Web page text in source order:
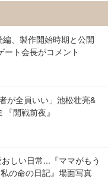
編、製作開始時期と公開
ート会長がコメント
が全員いい」池松壮亮&
開戦前夜』
おしい日常...『ママがもう
の命の日記』場面写真